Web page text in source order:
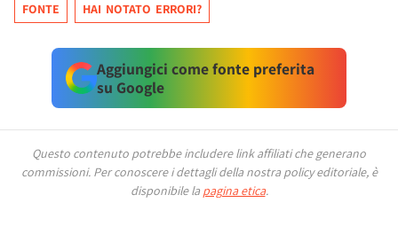
FONTE HAI NOTATO ERRORI?
Aggiungici come fonte preferita
su Google
Questo contenuto potrebbe includere link affiliati che generano
commissioni. Per conoscere i dettagli della nostra policy editoriale, è
disponibile la pagina etica.